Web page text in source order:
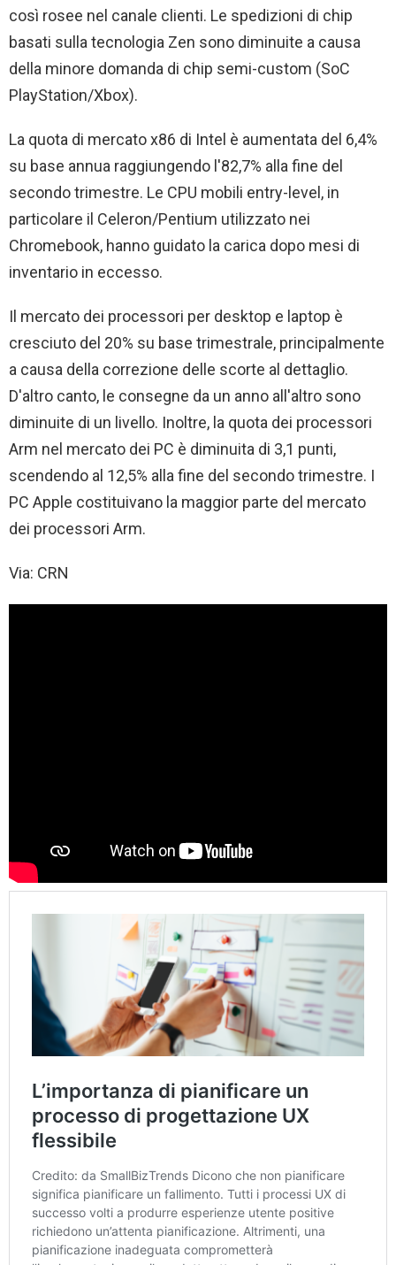
così rosee nel canale clienti. Le spedizioni di chip
basati sulla tecnologia Zen sono diminuite a causa
della minore domanda di chip semi-custom (SoC
PlayStation/Xbox).
La quota di mercato x86 di Intel è aumentata del 6,4%
su base annua raggiungendo l'82,7% alla fine del
secondo trimestre. Le CPU mobili entry-level, in
particolare il Celeron/Pentium utilizzato nei
Chromebook, hanno guidato la carica dopo mesi di
inventario in eccesso.
Il mercato dei processori per desktop e laptop è
cresciuto del 20% su base trimestrale, principalmente
a causa della correzione delle scorte al dettaglio.
D'altro canto, le consegne da un anno all'altro sono
diminuite di un livello. Inoltre, la quota dei processori
Arm nel mercato dei PC è diminuita di 3,1 punti,
scendendo al 12,5% alla fine del secondo trimestre. I
PC Apple costituivano la maggior parte del mercato
dei processori Arm.
Via: CRN